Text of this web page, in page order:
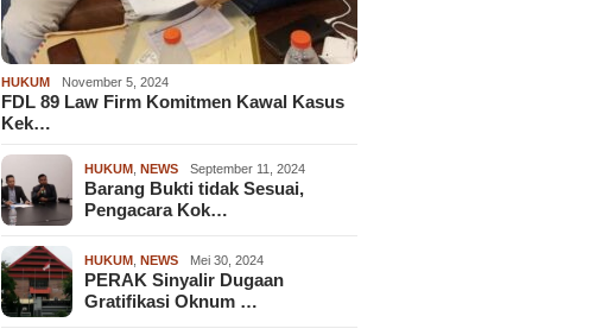
HUKUM November 5, 2024
FDL 89 Law Firm Komitmen Kawal Kasus
Kek…
HUKUM ,NEWS September 11, 2024
Barang Bukti tidak Sesuai,
Pengacara Kok…
HUKUM ,NEWS Mei 30, 2024
PERAK Sinyalir Dugaan
Gratifikasi Oknum …